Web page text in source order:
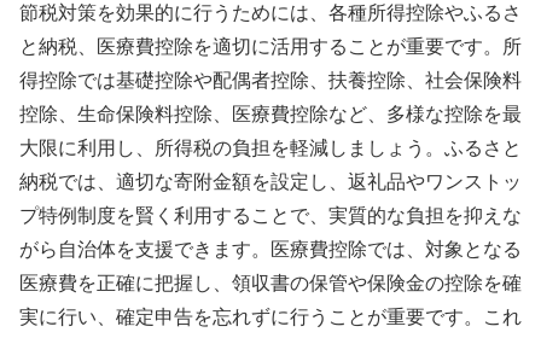
節税対策を効果的に行うためには、各種所得控除やふるさ
と納税、医療費控除を適切に活用することが重要です。所
得控除では基礎控除や配偶者控除、扶養控除、社会保険料
控除、生命保険料控除、医療費控除など、多様な控除を最
大限に利用し、所得税の負担を軽減しましょう。ふるさと
納税では、適切な寄附金額を設定し、返礼品やワンストッ
プ特例制度を賢く利用することで、実質的な負担を抑えな
がら自治体を支援できます。医療費控除では、対象となる
医療費を正確に把握し、領収書の保管や保険金の控除を確
実に行い、確定申告を忘れずに行うことが重要です。これ